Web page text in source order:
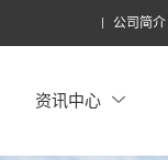
公司简介
资讯中心